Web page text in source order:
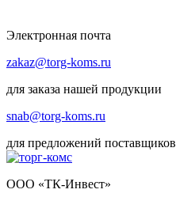
Электронная почта
zakaz@torg-koms.ru
для заказа нашей продукции
snab@torg-koms.ru
для предложений поставщиков
ООО «ТК-Инвест»